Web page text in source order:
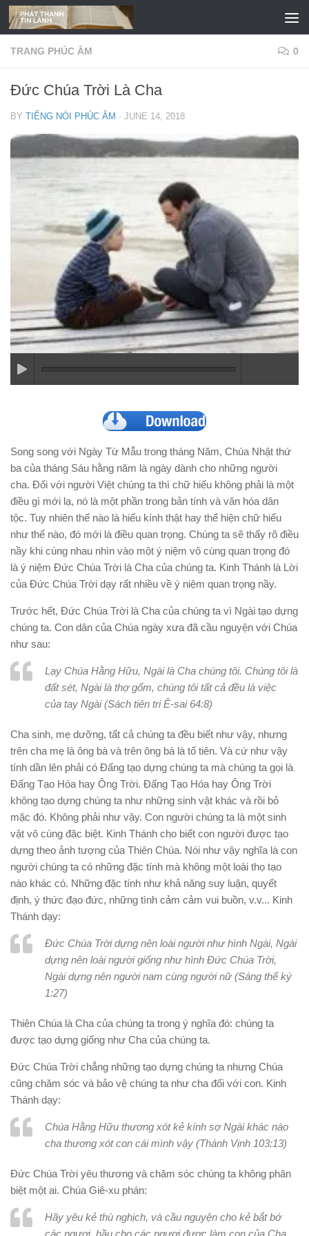
Skip to content
TRANG PHÚC ÂM 0
Đức Chúa Trời Là Cha
BY TIẾNG NÓI PHÚC ÂM · JUNE 14, 2018
Song song với Ngày Từ Mẫu trong tháng Năm, Chúa Nhật thứ
ba của tháng Sáu hằng năm là ngày dành cho những người
cha. Ðối với người Việt chúng ta thì chữ hiếu không phải là một
điều gì mới lạ, nó là một phần trong bản tính và văn hóa dân
tộc. Tuy nhiên thế nào là hiếu kính thật hay thể hiện chữ hiếu
như thế nào, đó mới là điều quan trọng. Chúng ta sẽ thấy rõ điều
nầy khi cùng nhau nhìn vào một ý niệm vô cùng quan trọng đó
là ý niệm Ðức Chúa Trời là Cha của chúng ta. Kinh Thánh là Lời
của Ðức Chúa Trời dạy rất nhiều về ý niệm quan trọng nầy.
Trước hết, Ðức Chúa Trời là Cha của chúng ta vì Ngài tạo dựng
chúng ta. Con dân của Chúa ngày xưa đã cầu nguyện với Chúa
như sau:
Lạy Chúa Hằng Hữu, Ngài là Cha chúng tôi. Chúng tôi là
đất sét, Ngài là thợ gốm, chúng tôi tất cả đều là việc
của tay Ngài (Sách tiên tri Ê-sai 64:8)
Cha sinh, mẹ dưỡng, tất cả chúng ta đều biết như vậy, nhưng
trên cha mẹ là ông bà và trên ông bà là tổ tiên. Và cứ như vậy
tính dần lên phải có Ðấng tạo dựng chúng ta mà chúng ta gọi là
Ðấng Tạo Hóa hay Ông Trời. Ðấng Tạo Hóa hay Ông Trời
không tạo dựng chúng ta như những sinh vật khác và rồi bỏ
mặc đó. Không phải như vậy. Con người chúng ta là một sinh
vật vô cùng đặc biệt. Kinh Thánh cho biết con người được tạo
dựng theo ảnh tượng của Thiên Chúa. Nói như vậy nghĩa là con
người chúng ta có những đặc tính mà không một loài thọ tạo
nào khác có. Những đặc tính như khả năng suy luận, quyết
định, ý thức đạo đức, những tình cảm cảm vui buồn, v.v... Kinh
Thánh dạy:
Ðức Chúa Trời dựng nên loài người như hình Ngài, Ngài
dựng nên loài người giống như hình Ðức Chúa Trời,
Ngài dựng nên người nam cùng người nữ (Sáng thế ký
1:27)
Thiên Chúa là Cha của chúng ta trong ý nghĩa đó: chúng ta
được tạo dựng giống như Cha của chúng ta.
Ðức Chúa Trời chẳng những tạo dựng chúng ta nhưng Chúa
cũng chăm sóc và bảo vệ chúng ta như cha đối với con. Kinh
Thánh dạy:
Chúa Hằng Hữu thương xót kẻ kính sợ Ngài khác nào
cha thương xót con cái mình vậy (Thánh Vịnh 103:13)
Ðức Chúa Trời yêu thương và chăm sóc chúng ta không phân
biệt một ai. Chúa Giê-xu phán:
Hãy yêu kẻ thù nghịch, và cầu nguyện cho kẻ bắt bớ
các ngươi, hầu cho các ngươi được làm con của Cha